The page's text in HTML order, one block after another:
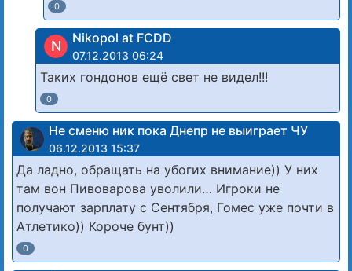
0
N Nikopol at FCDD
07.12.2013 06:24
Таких гондонов ещё свет не видел!!!
0
Не сменю ник пока Днепр не выиграет ЧУ
06.12.2013 15:37
Да ладно, обращать на убогих внимание)) У них
там вон Пивоварова уволили… Игроки не
получают зарплату с Сентября, Гомес уже почти в
Атлетико)) Короче бунт))
0